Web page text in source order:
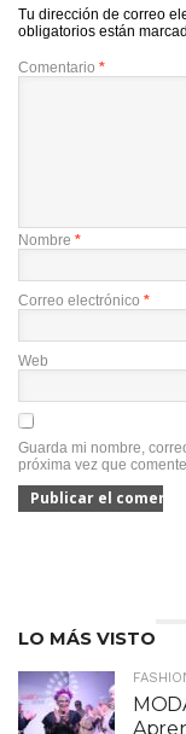
Tu dirección de correo
obligatorios están
Comentario *
Nombre *
Correo electrónico *
Web
Guarda mi nombre,
próxima vez que comente.
LO MÁS VISTO